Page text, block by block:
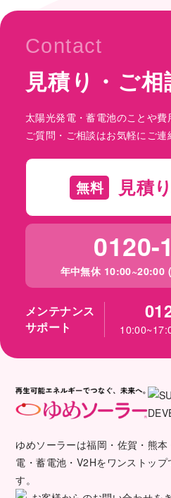
Contact
見積り・ご相
太陽光発電・蓄電池のことや
ご質問・ご相談はお気軽にご連
無料 見積
0120-
年中無休 10:00~20:00
メンテナンス
サポート
ゆめソーラーは福岡・佐賀・熊
電・蓄電池・V2Hをワンストッ
す。